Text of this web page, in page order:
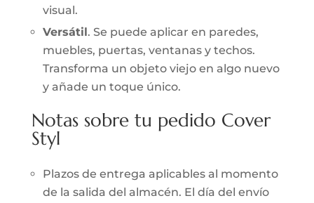
visual.
Versátil . Se puede aplicar en paredes,
muebles, puertas, ventanas y techos.
Transforma un objeto viejo en algo nuevo
y añade un toque único.
Notas sobre tu pedido Cover
Styl
Plazos de entrega aplicables al momento
de la salida del almacén. El día del envío